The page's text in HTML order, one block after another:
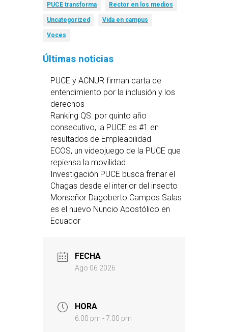
PUCE transforma Rector en los medios
Uncategorized Vida en campus
Voces
Últimas noticias
PUCE y ACNUR firman carta de
entendimiento por la inclusión y los
derechos
Ranking QS: por quinto año
consecutivo, la PUCE es #1 en
resultados de Empleabilidad
ECOS, un videojuego de la PUCE que
repiensa la movilidad
Investigación PUCE busca frenar el
Chagas desde el interior del insecto
Monseñor Dagoberto Campos Salas
es el nuevo Nuncio Apostólico en
Ecuador
FECHA
Ago 06 2026
HORA
6:00 pm - 7:00 pm